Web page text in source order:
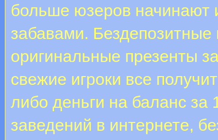
больше юзеров начинают
забавами. Бездепозитные
оригинальные презенты
свежие игроки все
либо деньги на баланс за
заведений в интернете,